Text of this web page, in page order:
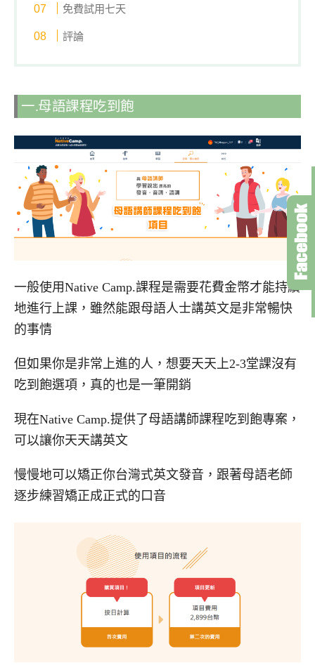
免費試用七天
評論
一.母語課程吃到飽
一般使用Native Camp.課程是需要花費金幣才能持續
地進行上課，雖然能跟母語人士講英文是非常暢快
的事情
但如果你是非常上進的人，想要天天上2-3堂課沒有
吃到飽選項，真的也是一筆開銷
現在Native Camp.提供了母語講師課程吃到飽專案，
可以讓你天天講英文
慢慢地可以矯正你台灣式英文發音，跟著母語老師
逐步練習矯正成正式的口音